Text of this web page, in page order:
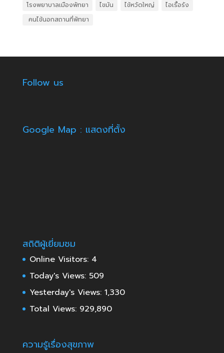
โรงพยาบาลเมืองพัทยา
ไขมัน ไข้หวัดใหญ่
ไอเรื้อรัง
​ คนไข้นอกสถานที่พัทยา
Follow us
Google Map : แสดงที่ตั้ง
สถิติผู้เยี่ยมชม
Online Visitors: 4
Today's Views: 509
Yesterday's Views: 1,330
Total Views: 929,890
ความรู้เรื่องสุขภาพ